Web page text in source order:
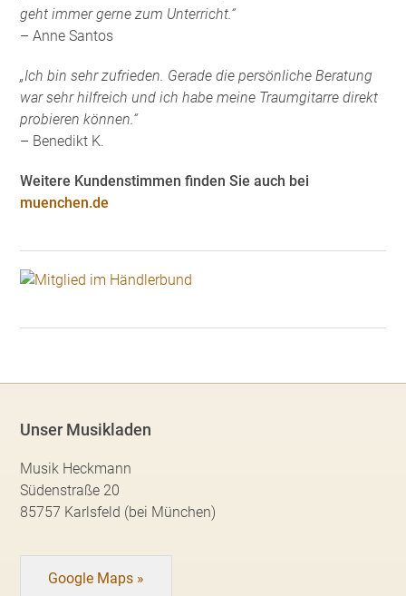
geht immer gerne zum Unterricht.“
– Anne Santos
„Ich bin sehr zufrieden. Gerade die persönliche Beratung
war sehr hilfreich und ich habe meine Traumgitarre direkt
probieren können.“
– Benedikt K.
Weitere Kundenstimmen finden Sie auch bei
muenchen.de
Unser Musikladen
Musik Heckmann
Südenstraße 20
85757 Karlsfeld (bei München)
Google Maps »